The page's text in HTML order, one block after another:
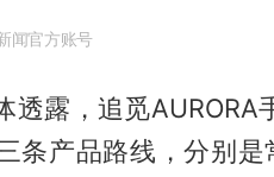
闻官方账号
透露，追觅
条产品路线，分别